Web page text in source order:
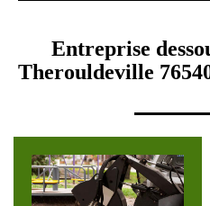
Entreprise
Therouldeville